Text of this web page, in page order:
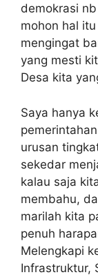
demokrasi
mohon hal
mengingat
yang mesti
Desa kita
Saya hanya
urusan
sekedar
kalau saja
membahu,
marilah kita
penuh
Melengkapi
Infrastruktur,